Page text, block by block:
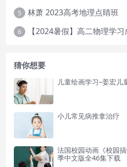
5 林萧 2023高考地理点睛班
6 【2024暑假】高二物理学
猜你想要
儿童绘画学习–姜宏儿
小儿常见病推拿治疗
法国校园动画《校园
季中文版全46集下载